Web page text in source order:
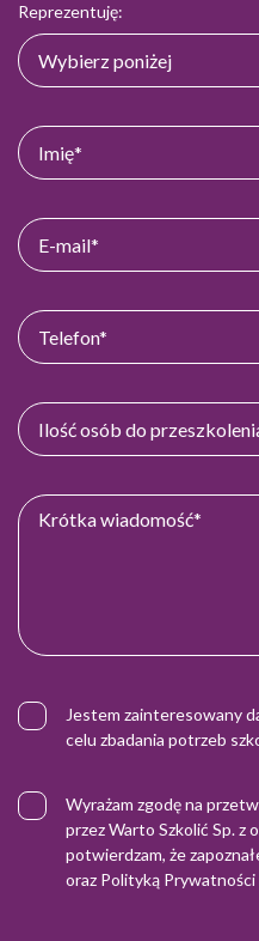
Reprezentuję:
Jestem zainteresowany
celu zbadania potrzeb
Wyrażam zgodę na
przez Warto Szkolić Sp. z
potwierdzam, że
oraz Polityką Prywatności